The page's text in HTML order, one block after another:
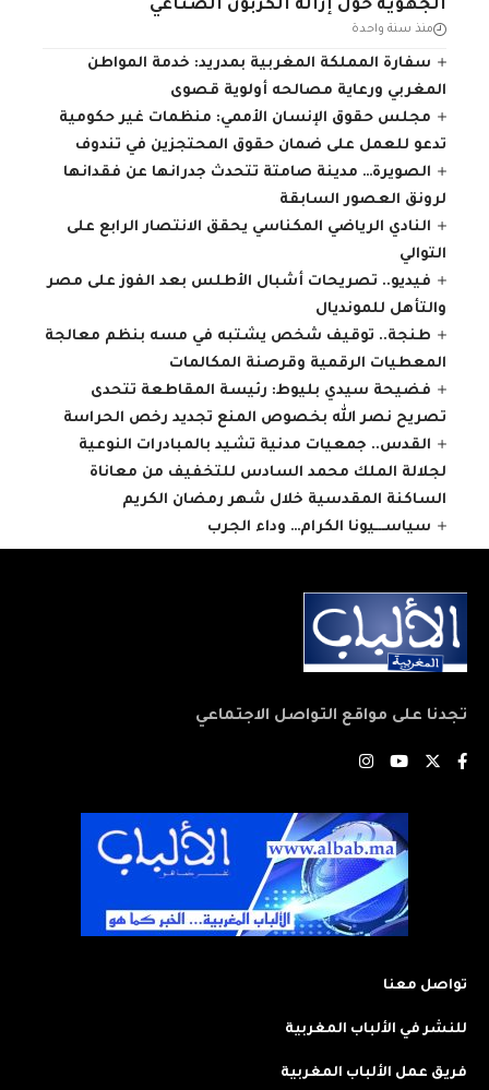
الجهوية حول إزالة الكربون الصناعي
منذ سنة واحدة
سفارة المملكة المغربية بمدريد: خدمة المواطن
المغربي ورعاية مصالحه أولوية قصوى
مجلس حقوق الإنسان الأممي: منظمات غير حكومية
تدعو للعمل على ضمان حقوق المحتجزين في تندوف
الصويرة… مدينة صامتة تتحدث جدرانها عن فقدانها
لرونق العصور السابقة
النادي الرياضي المكناسي يحقق الانتصار الرابع على
التوالي
فيديو.. تصريحات أشبال الأطلس بعد الفوز على مصر
والتأهل للمونديال
طنجة.. توقيف شخص يشتبه في مسه بنظم معالجة
المعطيات الرقمية وقرصنة المكالمات
فضيحة سيدي بليوط: رئيسة المقاطعة تتحدى
تصريح نصر الله بخصوص المنع تجديد رخص الحراسة
القدس.. جمعيات مدنية تشيد بالمبادرات النوعية
لجلالة الملك محمد السادس للتخفيف من معاناة
الساكنة المقدسية خلال شهر رمضان الكريم
سياســـيونا الكرام… وداء الجرب
تجدنا على مواقع التواصل الاجتماعي
تواصل معنا
للنشر في الألباب المغربية
فريق عمل الألباب المغربية